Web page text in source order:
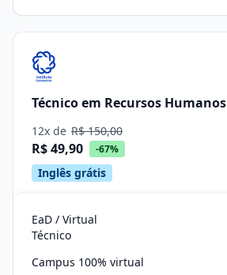
Técnico em Recursos Humanos
12x de R$ 150,00
R$ 49,90 -67%
Inglês grátis
EaD / Virtual
Técnico
Campus 100% virtual